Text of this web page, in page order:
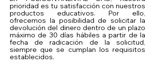
prioridad es tu satisfacción con nuestros
productos educativos. Por ello,
ofrecemos la posibilidad de solicitar la
devolución del dinero dentro de un plazo
máximo de 30 días hábiles a partir de la
fecha de radicación de la solicitud,
siempre que se cumplan los requisitos
establecidos.